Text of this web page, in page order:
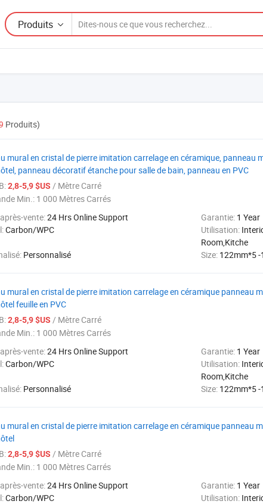
Produits
Produits)
mural en cristal de pierre imitation carrelage en céramique, panneau
panneau décoratif étanche pour salle de bain, panneau en PVC
2,8-5,9 $US / Mètre Carré
Min.: 1 000 Mètres Carrés
vente:24 Hrs Online Support Garantie: 1 Year
Carbon/WPC Utilisation:
Room,Kitche
Personnalisé Size: 122mm*5
mural en cristal de pierre imitation carrelage en céramique panneau
feuille en PVC
2,8-5,9 $US / Mètre Carré
Min.: 1 000 Mètres Carrés
vente:24 Hrs Online Support Garantie: 1 Year
Carbon/WPC Utilisation:
Room,Kitche
Personnalisé Size: 122mm*5
mural en cristal de pierre imitation carrelage en céramique panneau
2,8-5,9 $US / Mètre Carré
Min.: 1 000 Mètres Carrés
vente:24 Hrs Online Support Garantie: 1 Year
Carbon/WPC Utilisation: